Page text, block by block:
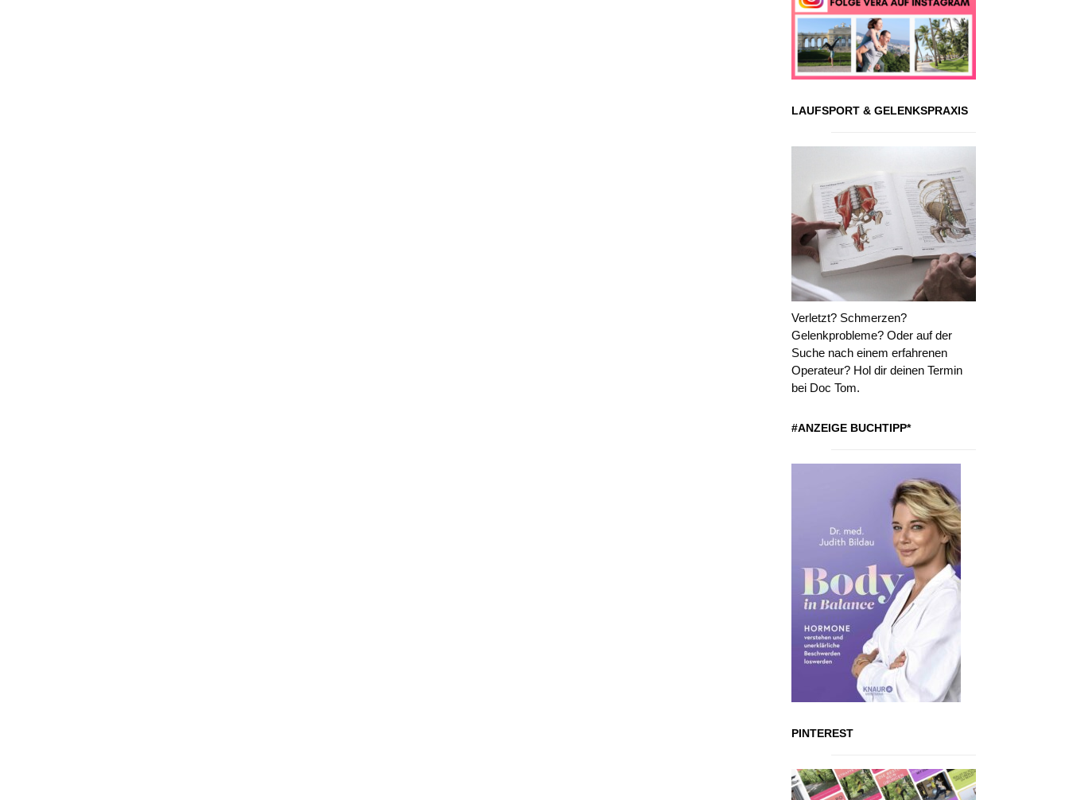
LAUFSPORT & GELENKSPRAXIS
Verletzt? Schmerzen?
Gelenkprobleme? Oder auf der
Suche nach einem erfahrenen
Operateur? Hol dir deinen Termin
bei Doc Tom.
#ANZEIGE BUCHTIPP*
PINTEREST